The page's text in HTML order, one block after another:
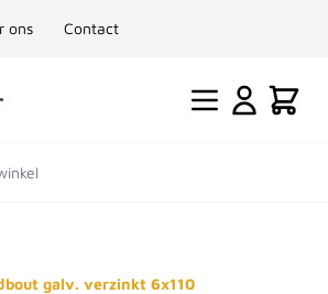
ons Contact
Cart
galv. verzinkt 6x110